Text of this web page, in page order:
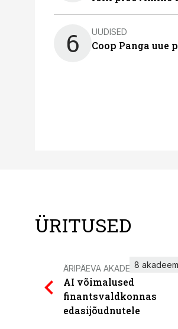
6 UUDISED
Coop Panga uue
ÜRITUSED
ÄRIPÄEVA AKADEEMIA
AI võimalused
finantsvaldkonnas
edasijõudnutele
8